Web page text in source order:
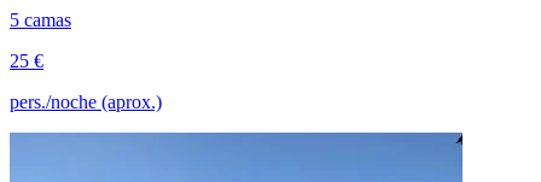
5 camas
25 €
pers./noche (aprox.)